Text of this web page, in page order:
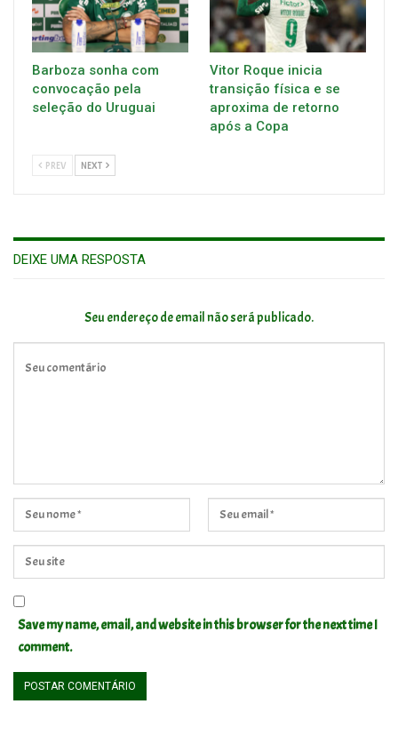
Barboza sonha com
convocação pela
seleção do Uruguai
Vitor Roque inicia
transição física e se
aproxima de retorno
após a Copa
PREV NEXT
DEIXE UMA RESPOSTA
Seu endereço de email não será publicado.
Save my name, email, and website in this browser for the next time I
comment.